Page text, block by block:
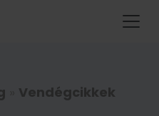
Vendégcikkek